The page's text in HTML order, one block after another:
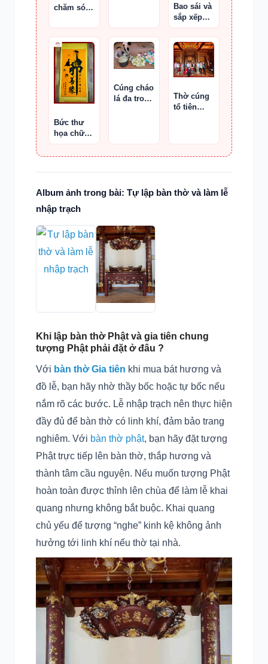
chăm sóc
chuẩn
Bao sái và
sắp xếp
bàn thờ
Bức thư
họa chữ
Thiện-
Duyên
Cúng cháo
lá đa trong
Thờ cúng
tổ tiên
Album ảnh trong bài: Tự lập bàn thờ và làm lễ
nhập trạch
Khi lập bàn thờ Phật và gia tiên chung
tượng Phật phải đặt ở đâu ?
Với bàn thờ Gia tiên khi mua bát hương và
đồ lễ, bạn hãy nhờ thầy bốc hoặc tự bốc nếu
nắm rõ các bước. Lễ nhập trạch nên thực hiện
đầy đủ để bàn thờ có linh khí, đảm bảo trang
nghiêm. Với bàn thờ phật, bạn hãy đặt tượng
Phật trực tiếp lên bàn thờ, thắp hương và
thành tâm cầu nguyện. Nếu muốn tượng Phật
hoàn toàn được thỉnh lên chùa để làm lễ khai
quang nhưng không bắt buộc. Khai quang
chủ yếu để tượng “nghe” kinh kệ không ảnh
hưởng tới linh khí nếu thờ tại nhà.